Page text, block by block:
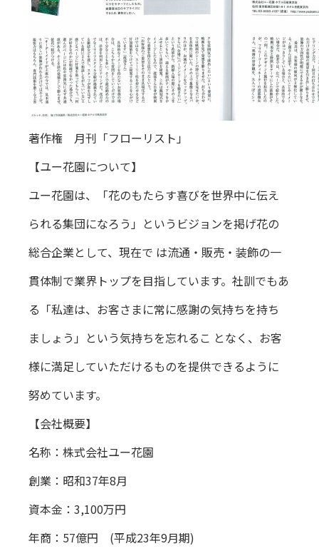
著作権 月刊「フローリスト」
【ユー花園について】
ユー花園は、「花のもたらす喜びを世界中に伝え
られる集団になろう」というビジョンを掲げ花の
総合企業として、現在で は流通・販売・装飾の一
貫体制で業界トップを目指しています。社訓でもあ
る「私達は、お客さまに常に感謝の気持ちを持ち
ましょう」という気持ちを忘れるこ となく、お客
様に満足していただけるものを提供できるように
努めています。
【会社概要】
名称：株式会社ユー花園
創業：昭和37年8月
資本金：3,100万円
年商：57億円 (平成23年9月期)